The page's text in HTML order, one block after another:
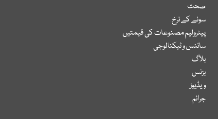
صحت
سونے کے نرخ
پیٹرولیم مصنوعات کی قیمتیں
سائنس و ٹیکنالوجی
بلاگ
بزنس
ویڈیوز
جرائم